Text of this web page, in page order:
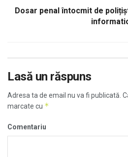
Dosar penal întocmit de
Lasă un răspuns
Adresa ta de email nu va fi publicată.
marcate cu *
Comentariu